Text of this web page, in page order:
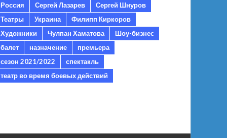
Россия
Сергей Лазарев
Сергей Шнуров
Театры
Украина
Филипп Киркоров
Художники
Чулпан Хаматова
Шоу-бизнес
балет
назначение
премьера
сезон 2021/2022
спектакль
театр во время боевых действий